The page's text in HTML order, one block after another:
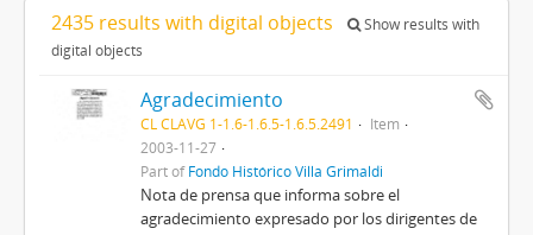
2435 results with digital objects
Show results with
digital objects
Agradecimiento
CL CLAVG 1-1.6-1.6.5-1.6.5.2491
Item
2003-11-27
Part ofFondo Histórico Villa Grimaldi
Nota de prensa que informa sobre el
agradecimiento expresado por los dirigentes de